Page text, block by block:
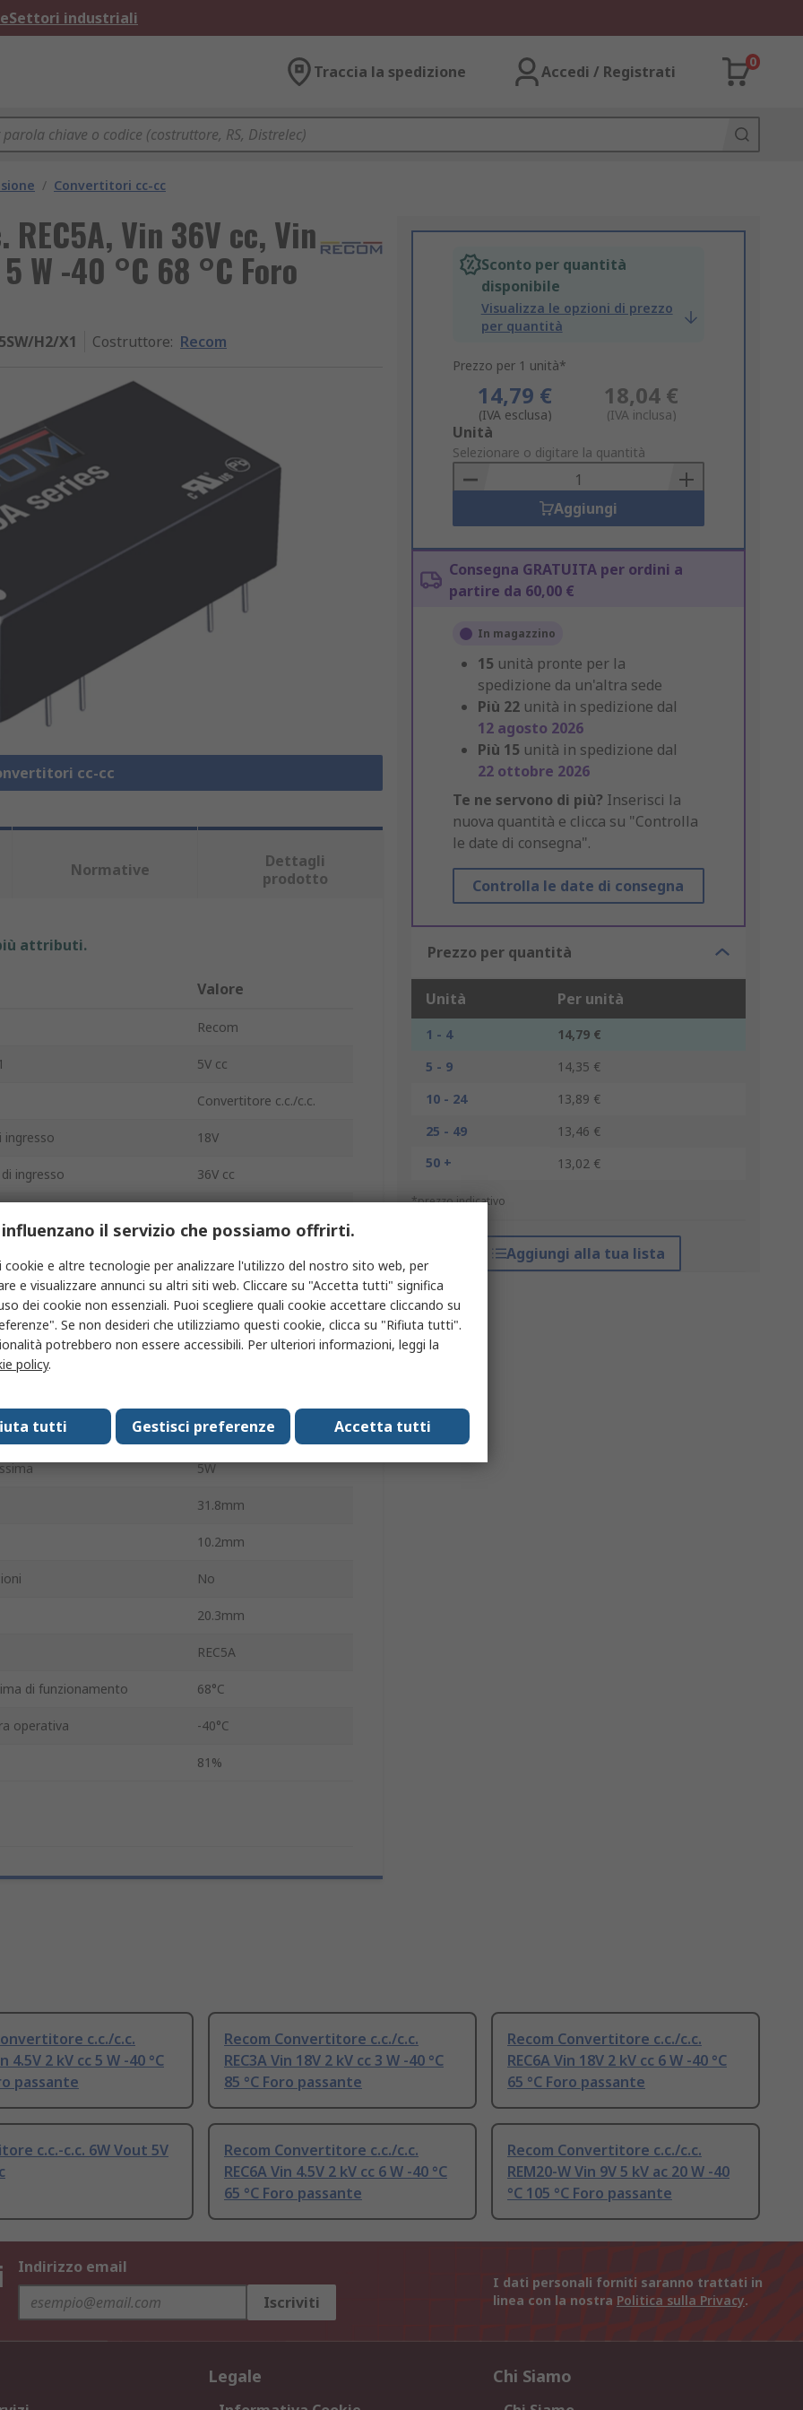
Settori industriali
Traccia la spedizione Accedi / Registrati
0
/ Convertitori cc-cc
Vin 36V cc, Vin
W -40 °C 68 °C Foro
H2/X1 Costruttore: Recom
cc-cc
Sconto per quantità
disponibile
Visualizza le opzioni di prezzo
per quantità
Prezzo per 1 unità*
14,79 €
(IVA esclusa)
18,04 €
(IVA inclusa)
Add
to
Basket
Unità
Selezionare o digitare la quantità
Aggiungi
Consegna GRATUITA per ordini a
partire da 60,00 €
In magazzino
15 unità pronte per la
spedizione da un'altra sede
Più 22 unità in spedizione dal
12 agosto 2026
Più 15 unità in spedizione dal
22 ottobre 2026
Te ne servono di più? Inserisci la
nuova quantità e clicca su "Controlla
le date di consegna".
Controlla le date di consegna
Prezzo per quantità
Unità Per unità
1 - 4
14,79 €
5 - 9
14,35 €
10 - 24
13,89 €
25 - 49
13,46 €
50 +
13,02 €
*prezzo indicativo
Aggiungi alla tua lista
Normative
Dettagli
prodotto
attributi.
Valore
Recom
5V cc
Convertitore c.c./c.c.
ingresso 18V
ingresso 36V cc
2:1
555000h
DIP-24
5W
31.8mm
10.2mm
No
20.3mm
REC5A
di funzionamento 68°C
operativa -40°C
81%
c.c./c.c.
4.5V 2 kV cc 5 W -40 °C
passante
Recom Convertitore c.c./c.c.
REC3A Vin 18V 2 kV cc 3 W -40 °C
85 °C Foro passante
Recom Convertitore c.c./c.c.
REC6A Vin 18V 2 kV cc 6 W -40 °C
65 °C Foro passante
c.c.-c.c. 6W Vout 5V
Recom Convertitore c.c./c.c.
REC6A Vin 4.5V 2 kV cc 6 W -40 °C
65 °C Foro passante
Recom Convertitore c.c./c.c.
REM20-W Vin 9V 5 kV ac 20 W -40
°C 105 °C Foro passante
Indirizzo email
Iscriviti
I dati personali forniti saranno trattati in
linea con la nostra Politica sulla Privacy.
Legale Chi Siamo
il servizio che possiamo offrirti.
cookie e altre tecnologie per analizzare l'utilizzo del nostro sito web, per
e visualizzare annunci su altri siti web. Cliccare su "Accetta tutti" significa
dei cookie non essenziali. Puoi scegliere quali cookie accettare cliccando su
Se non desideri che utilizziamo questi cookie, clicca su "Rifiuta tutti".
potrebbero non essere accessibili. Per ulteriori informazioni, leggi la
policy.
Accetta tutti
Gestisci preferenze
tutti